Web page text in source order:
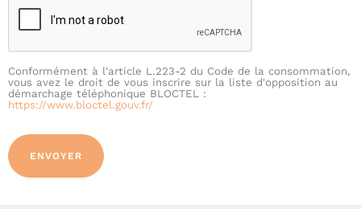
Conformément à l'article L.223-2 du Code de la consommation,
vous avez le droit de vous inscrire sur la liste d'opposition au
démarchage téléphonique BLOCTEL :
https://www.bloctel.gouv.fr/